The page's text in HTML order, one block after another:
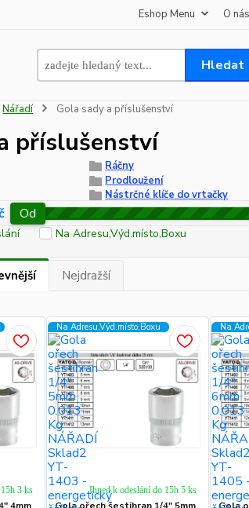
Eshop Menu O nás
Hledat
Nářadí Gola sady a příslušenství
příslušenství
Ráčny
Prodloužení
Nástrčné klíče do vrtačky
Od
Na Adresu,Výd.místo,Boxu
Nejdražší
4mm
3 ks
Na Adresu,Výd.místo,Boxu
Gola ořech šestihran 1/4" 5mm
Ihned k odeslání do 15h 5 ks
Na
Gola